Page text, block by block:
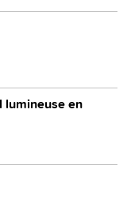
lumineuse en